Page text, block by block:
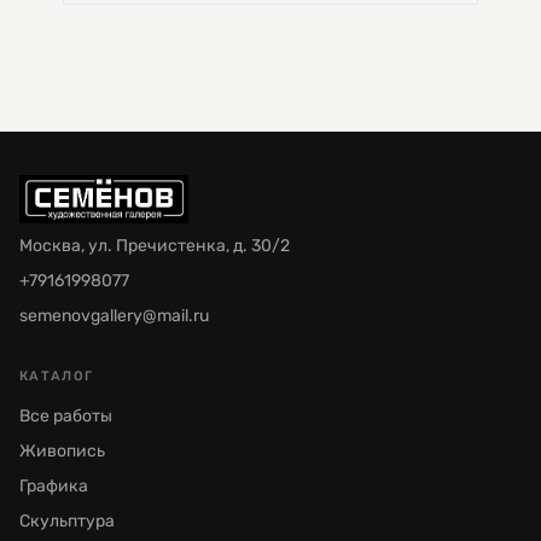
Москва, ул. Пречистенка, д. 30/2
+79161998077
semenovgallery@mail.ru
КАТАЛОГ
Все работы
Живопись
Графика
Скульптура